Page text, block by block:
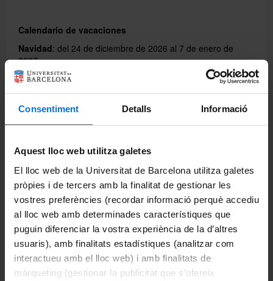
Consentiment Detalls Informació
Aquest lloc web utilitza galetes
El lloc web de la Universitat de Barcelona utilitza galetes
pròpies i de tercers amb la finalitat de gestionar les
vostres preferències (recordar informació perquè accediu
al lloc web amb determinades característiques que
puguin diferenciar la vostra experiència de la d’altres
usuaris), amb finalitats estadístiques (analitzar com
interactueu amb el lloc web) i amb finalitats de
màrqueting (gestionar la publicitat que s’ofereix
Calendario de vacaciones
Navidad: del 24 de diciembre de 2026 al 7 de enero de
2027
Semana Santa
Días festivos
2026 (domingo); 6 de diciembre de 2026 (domingo); 8 de
diciembre de 2026 (martes) 1 de mayo de 2027 (sábado) y
24 de junio de 2027 (jueves).
Festivos de la Ciudad de Barcelona
24 de septiembre de 2026 (jueves) y 17 de mayo de
2027 (lunes).
Fiestas Institucionales